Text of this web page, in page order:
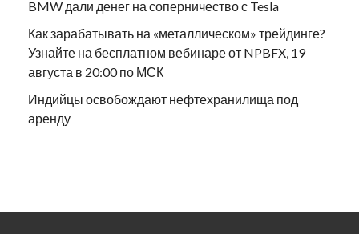
BMW дали денег на соперничество с Tesla
Как зарабатывать на «металлическом» трейдинге?
Узнайте на бесплатном вебинаре от NPBFX, 19
августа в 20:00 по МСК
Индийцы освобождают нефтехранилища под
аренду